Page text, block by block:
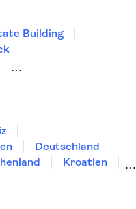
Building
Harlem
Center
Deutschland
Kroatien